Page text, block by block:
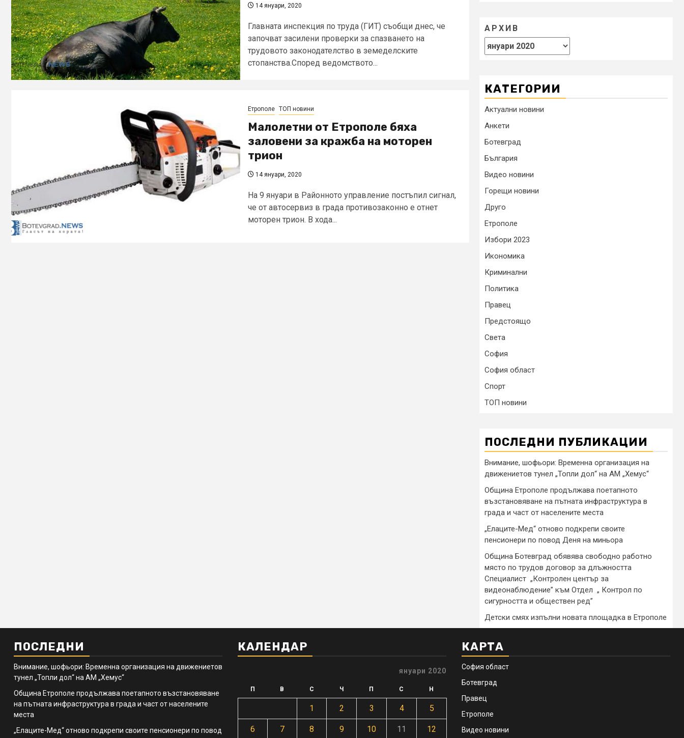
14 януари, 2020
Главната инспекция по труда (ГИТ) съобщи днес, че
започват засилени проверки за спазването на
трудовото законодателство в земеделските
стопанства.Според ведомството...
Етрополе ТОП новини
Малолетни от Етрополе бяха
заловени за кражба на моторен
трион
14 януари, 2020
На 9 януари в Районното управление постъпил сигнал,
че от автосервиз в града противозаконно е отнет
моторен трион. В хода...
АРХИВ
КАТЕГОРИИ
Актуални новини
Анкети
Ботевград
България
Видео новини
Горещи новини
Друго
Етрополе
Избори 2023
Икономика
Криминални
Политика
Правец
Предстоящо
Света
София
София област
Спорт
ТОП новини
ПОСЛЕДНИ ПУБЛИКАЦИИ
Внимание, шофьори: Временна организация на
движениетов тунел „Топли дол“ на АМ „Хемус“
Община Етрополе продължава поетапното
възстановяване на пътната инфраструктура в
града и част от населените места
„Елаците-Мед“ отново подкрепи своите
пенсионери по повод Деня на миньора
Община Ботевград обявява свободно работно
място по трудов договор за длъжността
Специалист „Контролен център за
видеонаблюдение” към Отдел „ Контрол по
сигурността и обществен ред”
Детски смях изпълни новата площадка в Етрополе
ПОСЛЕДНИ
Внимание, шофьори: Временна организация на движениетов
тунел „Топли дол“ на АМ „Хемус“
Община Етрополе продължава поетапното възстановяване
на пътната инфраструктура в града и част от населените
места
„Елаците-Мед“ отново подкрепи своите пенсионери по повод
КАЛЕНДАР
януари 2020
П В С Ч П С Н
1 2 3 4 5
6 7 8 9 10 11 12
КАРТА
София област
Ботевград
Правец
Етрополе
Видео новини